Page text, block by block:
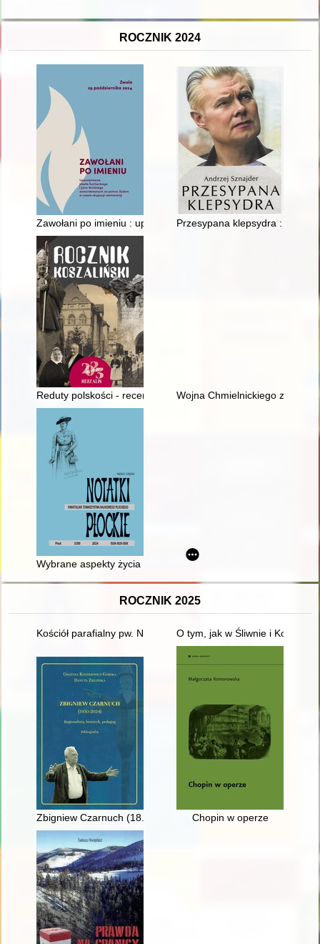
ROCZNIK 2024
Zawołani po imieniu : upamiętnienie Józefa Sucheckiego i
Przesypana klepsydra :
Reduty polskości - recenzja] Wojna Chmielnickiego z
Wybrane aspekty życia społeczno-gospodarczego małych
ROCZNIK 2025
Kościół parafialny pw. Najświętszego Serca Pana Jezusa w
O tym, jak w Śliwnie i
Zbigniew Czarnuch (18.03.1930 - 22.09.2024) : regionalista,
Chopin w operze